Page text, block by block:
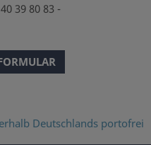
39 80 83 -
Deutschlands portofrei